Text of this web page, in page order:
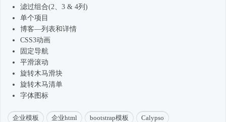
滤过组合(2、3 & 4列)
单个项目
博客—列表和详情
CSS3动画
固定导航
平滑滚动
旋转木马滑块
旋转木马清单
字体图标
企业模板 企业html bootstrap模板 Calypso